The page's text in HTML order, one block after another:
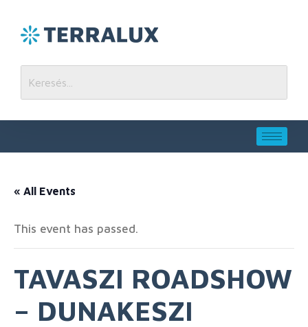
« All Events
This event has passed.
TAVASZI ROADSHOW
– DUNAKESZI